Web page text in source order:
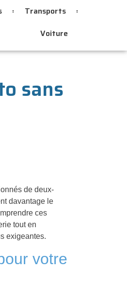
Transports
Voiture
sans
de deux-
davantage le
ces
tout en
exigeantes.
votre